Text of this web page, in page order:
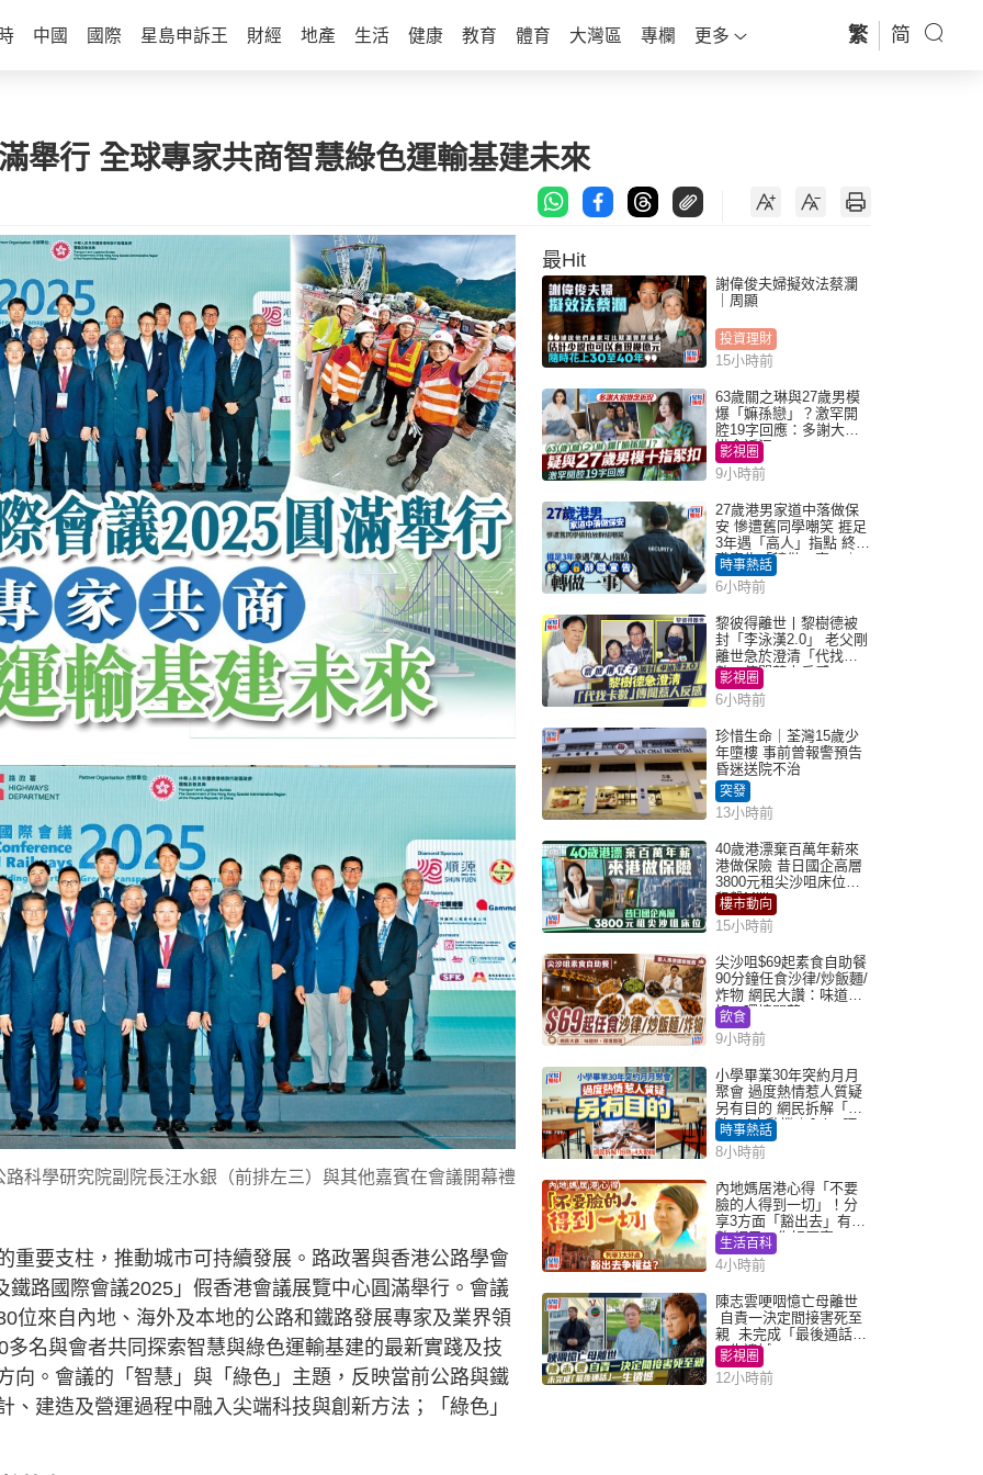
中國 國際 星島申訴王 財經 地產 生活 健康 教育 體育 大灣區 專欄 更多 繁 简
舉行 全球專家共商智慧綠色運輸基建未來
科學研究院副院長汪水銀（前排左三）與其他嘉賓在會議開幕禮
重要支柱，推動城市可持續發展。路政署與香港公路學會
路國際會議2025」假香港會議展覽中心圓滿舉行。會議
位來自內地、海外及本地的公路和鐵路發展專家及業界領
名與會者共同探索智慧與綠色運輸基建的最新實踐及技
向。會議的「智慧」與「綠色」主題，反映當前公路與鐵
建造及營運過程中融入尖端科技與創新方法；「綠色」
最Hit
謝偉俊夫婦擬效法蔡瀾
｜周顯
投資理財
15小時前
63歲關之琳與27歲男模
爆「嫲孫戀」？激罕開
腔19字回應：多謝大家
掛念近況
影視圈
9小時前
27歲港男家道中落做保
安 慘遭舊同學嘲笑 捱足
3年遇「高人」指點 終辭
職宣告「轉做一事」｜
Juicy叮
時事熱話
6小時前
黎彼得離世丨黎樹德被
封「李泳漢2.0」 老父剛
離世急於澄清「代找卡
數」傳聞惹人反感
影視圈
6小時前
珍惜生命｜荃灣15歲少
年墮樓 事前曾報警預告
昏迷送院不治
突發
13小時前
40歲港漂棄百萬年薪來
港做保險 昔日國企高層
3800元租尖沙咀床位｜
租盤Million
樓市動向
15小時前
尖沙咀$69起素食自助餐
90分鐘任食沙律/炒飯麵/
炸物 網民大讚：味道
好，環境闊落
飲食
9小時前
小學畢業30年突約月月
聚會 過度熱情惹人質疑
另有目的 網民拆解「扮
熟」4大動機｜Juicy叮
時事熱話
8小時前
內地媽居港心得「不要
臉的人得到一切」！分
享3方面「豁出去」有著
數 網民：你好厲害
生活百科
4小時前
陳志雲哽咽憶亡母離世
自責一決定間接害死至
親 未完成「最後通話」
一生遺憾
影視圈
12小時前